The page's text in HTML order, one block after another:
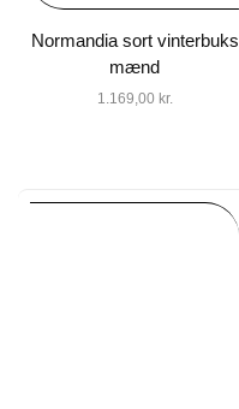
Normandia sort vinterbuks
mænd
1.169,00 kr.